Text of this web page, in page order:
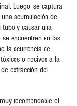
Luego, se captura
acumulación de
y causar una
se encuentren en las
la ocurrencia de
o nocivos a la
extracción del
recomendable el